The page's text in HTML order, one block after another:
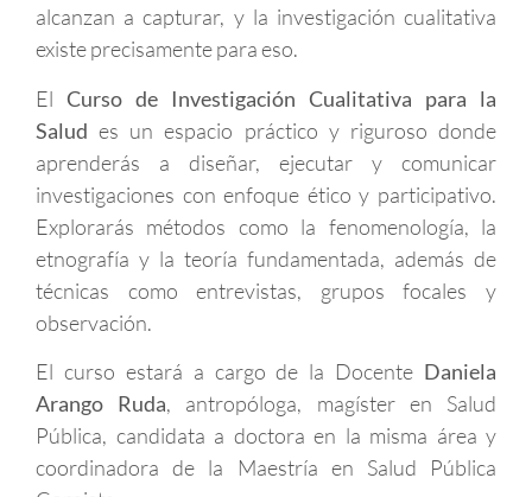
alcanzan a capturar, y la investigación cualitativa
existe precisamente para eso.
El Curso de Investigación Cualitativa para la
Salud es un espacio práctico y riguroso donde
aprenderás a diseñar, ejecutar y comunicar
investigaciones con enfoque ético y participativo.
Explorarás métodos como la fenomenología, la
etnografía y la teoría fundamentada, además de
técnicas como entrevistas, grupos focales y
observación.
El curso estará a cargo de la Docente Daniela
Arango Ruda, antropóloga, magíster en Salud
Pública, candidata a doctora en la misma área y
coordinadora de la Maestría en Salud Pública